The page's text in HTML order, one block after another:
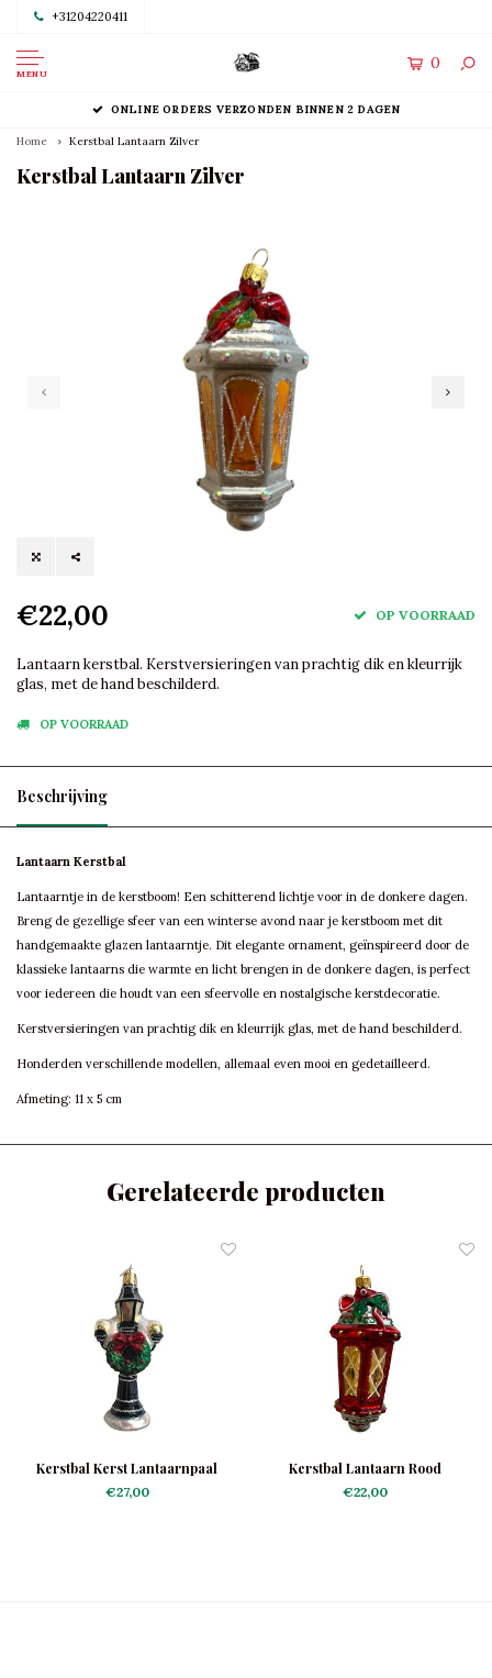
+31204220411
MENU
0
ONLINE ORDERS VERZONDEN BINNEN 2 DAGEN
Home Kerstbal Lantaarn Zilver
Kerstbal Lantaarn Zilver
€22,00 OP VOORRAAD
Lantaarn kerstbal. Kerstversieringen van prachtig dik en kleurrijk
glas, met de hand beschilderd.
OP VOORRAAD
Beschrijving
Lantaarn Kerstbal
Lantaarntje in de kerstboom! Een schitterend lichtje voor in de donkere dagen.
Breng de gezellige sfeer van een winterse avond naar je kerstboom met dit
handgemaakte glazen lantaarntje. Dit elegante ornament, geïnspireerd door de
klassieke lantaarns die warmte en licht brengen in de donkere dagen, is perfect
voor iedereen die houdt van een sfeervolle en nostalgische kerstdecoratie.
Kerstversieringen van prachtig dik en kleurrijk glas, met de hand beschilderd.
Honderden verschillende modellen, allemaal even mooi en gedetailleerd.
Afmeting: 11 x 5 cm
Gerelateerde producten
Kerstbal Kerst Lantaarnpaal
€27,00
Kerstbal Lantaarn Rood
€22,00